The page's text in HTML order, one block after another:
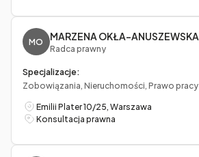
MO MARZENA OKŁA-ANUSZEWSKA
Radca prawny
Specjalizacje:
Zobowiązania, Nieruchomości, Prawo pracy
Emilii Plater 10/25, Warszawa
Konsultacja prawna